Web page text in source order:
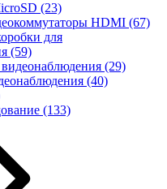
(23)
HDMI (67)
для
(59)
(29)
(40)
(133)